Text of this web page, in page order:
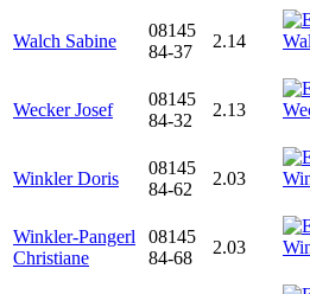
Walch Sabine
08145
84-37
2.14
Wecker Josef
08145
84-32
2.13
Winkler Doris
08145
84-62
2.03
Winkler-Pangerl
Christiane
08145
84-68
2.03